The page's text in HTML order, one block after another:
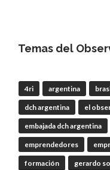
RT
Temas del
4ri argentina
dch argentina el
embajada dch argentina
emprendedores
formación gerardo